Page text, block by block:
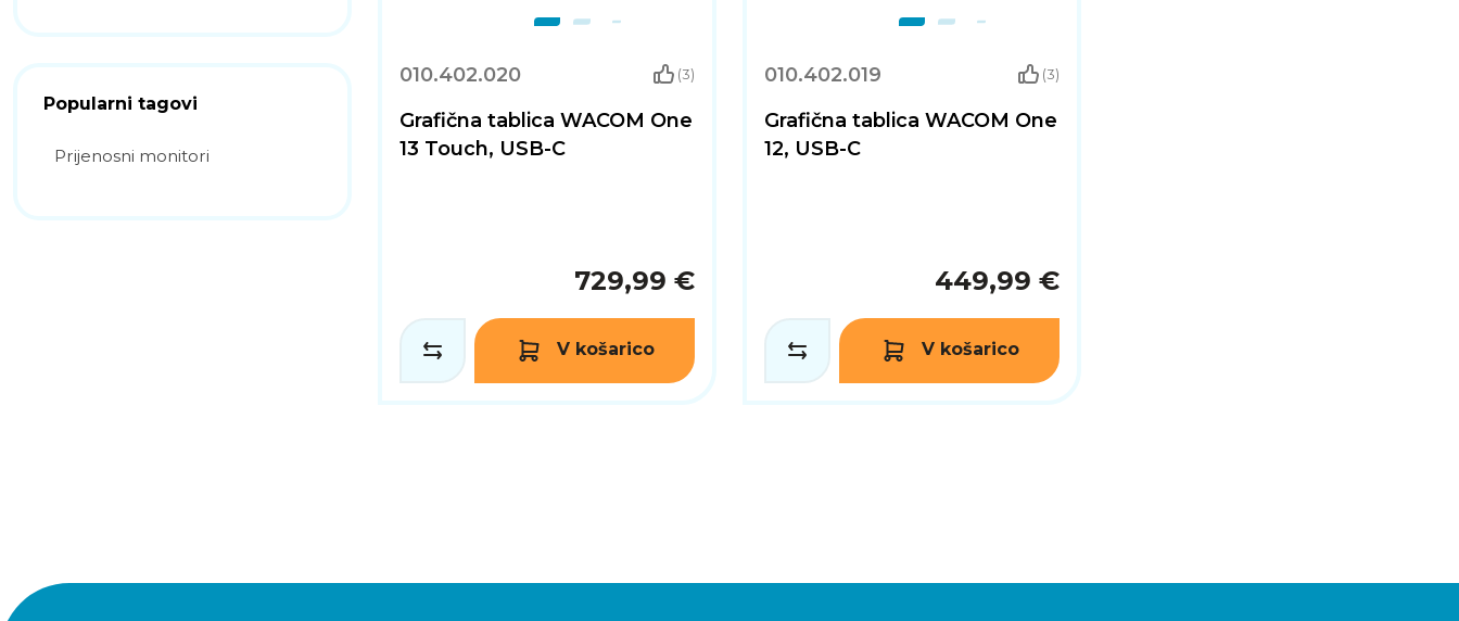
Popularni tagovi
Prijenosni monitori
010.402.020 (3)
Grafična tablica WACOM One
13 Touch, USB-C
729,99 €
V košarico
010.402.019 (3)
Grafična tablica WACOM One
12, USB-C
449,99 €
V košarico